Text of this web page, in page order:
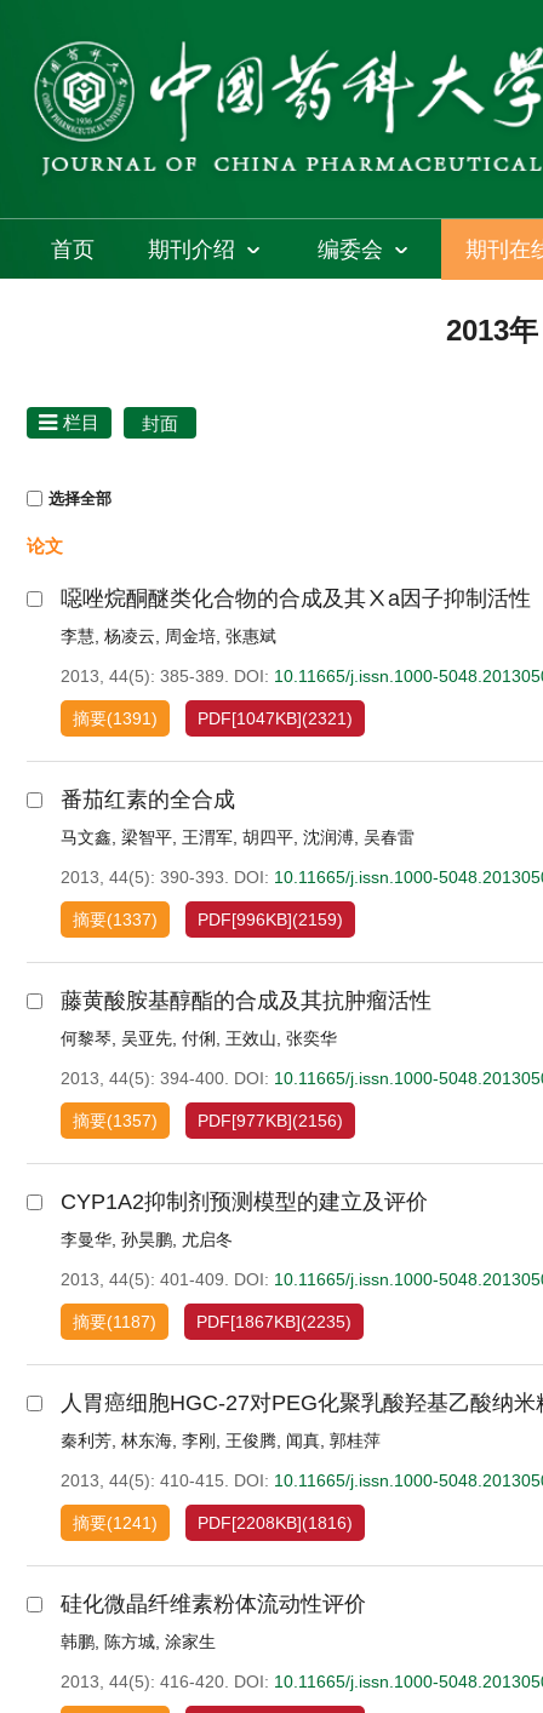
首页 期刊介绍 编委会 期刊在
2013
栏目 封面
选择全部
论文
噁唑烷酮醚类化合物的合成及其Ⅹa因子抑制活性
李慧 杨凌云 周金培 张惠斌
2013, 44(5): 385-389. DOI: 10.11665/j.issn.1000-
摘要(1391) PDF[1047KB](2321)
番茄红素的全合成
马文鑫 梁智平 王渭军 胡四平 沈润溥 吴春雷
2013, 44(5): 390-393. DOI: 10.11665/j.issn.1000-
摘要(1337) PDF[996KB](2159)
藤黄酸胺基醇酯的合成及其抗肿瘤活性
何黎琴 吴亚先 付俐 王效山 张奕华
2013, 44(5): 394-400. DOI: 10.11665/j.issn.1000-
摘要(1357) PDF[977KB](2156)
CYP1A2抑制剂预测模型的建立及评价
李曼华 孙昊鹏 尤启冬
2013, 44(5): 401-409. DOI: 10.11665/j.issn.1000-
摘要(1187) PDF[1867KB](2235)
人胃癌细胞HGC-27对PEG化聚乳酸羟基乙酸纳米
秦利芳 林东海 李刚 王俊腾 闻真 郭桂萍
2013, 44(5): 410-415. DOI: 10.11665/j.issn.1000-
摘要(1241) PDF[2208KB](1816)
硅化微晶纤维素粉体流动性评价
韩鹏 陈方城 涂家生
2013, 44(5): 416-420. DOI: 10.11665/j.issn.1000-